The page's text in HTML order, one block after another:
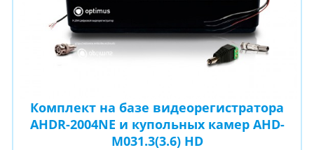
Комплект на базе видеорегистратора
AHDR-2004NE и купольных камер AHD-
M031.3(3.6) HD